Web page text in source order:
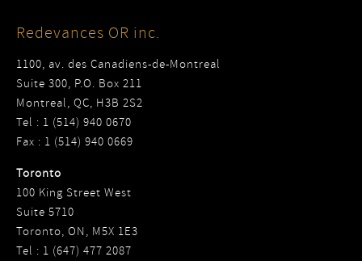
Redevances OR inc.
1100, av. des Canadiens-de-Montreal
Suite 300, P.O. Box 211
Montreal, QC, H3B 2S2
Tel : 1 (514) 940 0670
Fax : 1 (514) 940 0669
Toronto
100 King Street West
Suite 5710
Toronto, ON, M5X 1E3
Tel : 1 (647) 477 2087